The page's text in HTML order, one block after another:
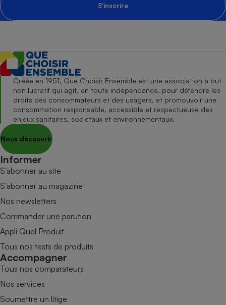
S'inscrire
Créée en 1951, Que Choisir Ensemble est une association à but
non lucratif qui agit, en toute indépendance, pour défendre les
droits des consommateurs et des usagers, et promouvoir une
consommation responsable, accessible et respectueuse des
enjeux sanitaires, sociétaux et environnementaux.
Nous découvrir
Informer
S’abonner au site
S’abonner au magazine
Nos newsletters
Commander une parution
Appli Quel Produit
Tous nos tests de produits
Accompagner
Tous nos comparateurs
Nos services
Soumettre un litige